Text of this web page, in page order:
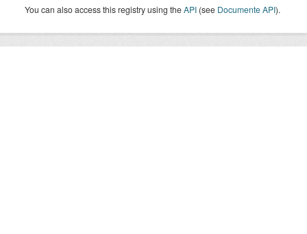
You can also access this registry using theAPI (see Documente API).